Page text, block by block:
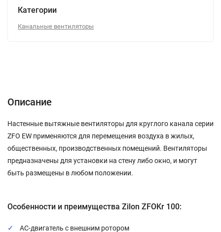
Категории
Канальные вентиляторы
Описание
Настенные вытяжные вентиляторы для круглого канала серии
ZFO EW применяются для перемещения воздуха в жилых,
общественных, производственных помещений. Вентиляторы
предназначены для установки на стену либо окно, и могут
быть размещены в любом положении.
Особенности и преимущества Zilon ZFOKr 100:
АС-двигатель с внешним ротором